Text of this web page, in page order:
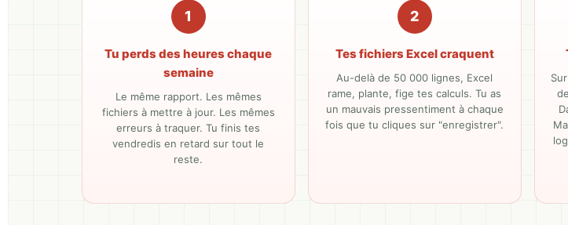
1
Tu perds des heures chaque
semaine
Le même rapport. Les mêmes
fichiers à mettre à jour. Les mêmes
erreurs à traquer. Tu finis tes
vendredis en retard sur tout le
reste.
2
Tes fichiers Excel craquent
Au-delà de 50 000 lignes, Excel
rame, plante, fige tes calculs. Tu as
un mauvais pressentiment à chaque
fois que tu cliques sur "enregistrer".